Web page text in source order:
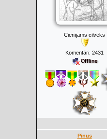
Cienījams cilvēks
Komentāri: 2431
Pinus